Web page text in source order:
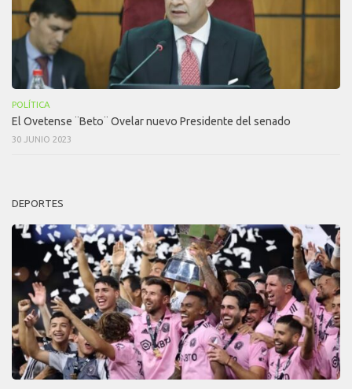
POLÍTICA
El Ovetense ¨Beto¨ Ovelar nuevo Presidente del senado
30 JUNIO 2023
DEPORTES